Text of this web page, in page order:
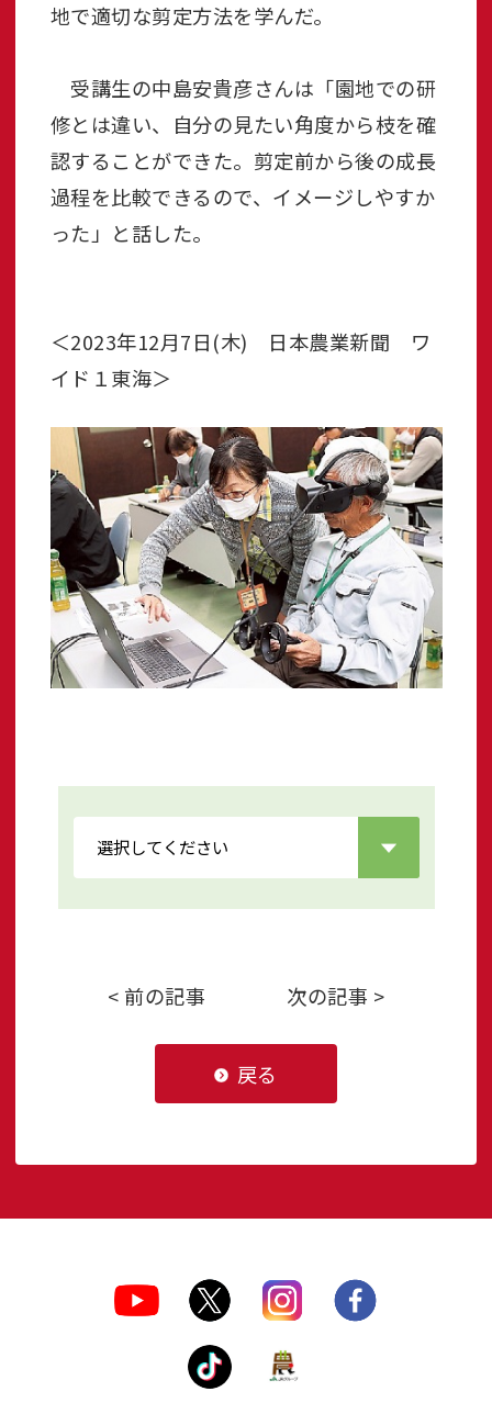
地で適切な剪定方法を学んだ。
受講生の中島安貴彦さんは「園地での研
修とは違い、自分の見たい角度から枝を確
認することができた。剪定前から後の成長
過程を比較できるので、イメージしやすか
った」と話した。
＜2023年12月7日(木) 日本農業新聞 ワ
イド１東海＞
< 前の記事 次の記事 >
戻る